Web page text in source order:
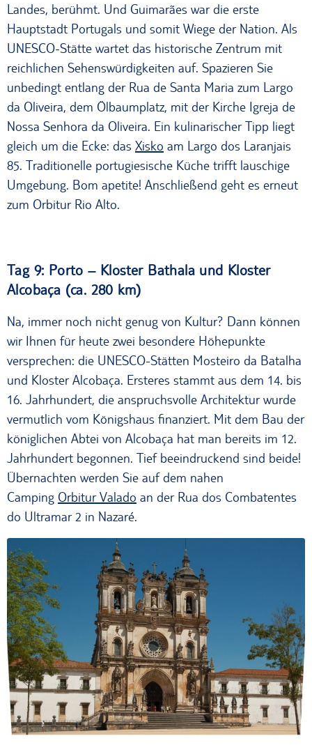
Landes, berühmt. Und Guimarães war die erste
Hauptstadt Portugals und somit Wiege der Nation. Als
UNESCO-Stätte wartet das historische Zentrum mit
reichlichen Sehenswürdigkeiten auf. Spazieren Sie
unbedingt entlang der Rua de Santa Maria zum Largo
da Oliveira, dem Ölbaumplatz, mit der Kirche Igreja de
Nossa Senhora da Oliveira. Ein kulinarischer Tipp liegt
gleich um die Ecke: das Xisko am Largo dos Laranjais
85. Traditionelle portugiesische Küche trifft lauschige
Umgebung. Bom apetite! Anschließend geht es erneut
zum Orbitur Rio Alto.
Tag 9: Porto – Kloster Bathala und Kloster
Alcobaça (ca. 280 km)
Na, immer noch nicht genug von Kultur? Dann können
wir Ihnen für heute zwei besondere Höhepunkte
versprechen: die UNESCO-Stätten Mosteiro da Batalha
und Kloster Alcobaça. Ersteres stammt aus dem 14. bis
16. Jahrhundert, die anspruchsvolle Architektur wurde
vermutlich vom Königshaus finanziert. Mit dem Bau der
königlichen Abtei von Alcobaça hat man bereits im 12.
Jahrhundert begonnen. Tief beeindruckend sind beide!
Übernachten werden Sie auf dem nahen
Camping Orbitur Valado an der Rua dos Combatentes
do Ultramar 2 in Nazaré.
Kloster Alcobaça